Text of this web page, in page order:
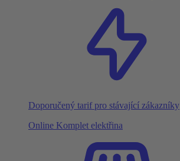
Doporučený tarif pro stávající zákazníky
Online Komplet elektřina